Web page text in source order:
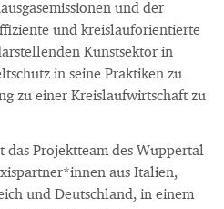
und der
und kreislauforientierte
Kunstsektor in
in seine Praktiken zu
zu einer Kreislaufwirtschaft zu
Projektteam des Wuppertal
aus Italien,
und Deutschland, in einem